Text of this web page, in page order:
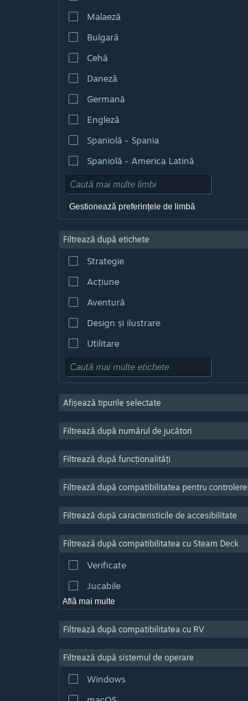
Malaeză
Bulgară
Cehă
Daneză
Germană
Engleză
Spaniolă - Spania
Spaniolă - America Latină
Gestionează preferințele de limbă
Filtrează după etichete
Strategie
Acțiune
Aventură
Design și ilustrare
Utilitare
Gratuit
Număr masiv de jucători
Indie
Casual
Simulare
Producție video
Editare de fotografii
Afișează tipurile selectate
Filtrează după numărul de jucători
Filtrează după funcționalități
Filtrează după compatibilitatea pentru controlere
Filtrează după caracteristicile de accesibilitate
Filtrează după compatibilitatea cu Steam Deck
Verificate
Jucabile
Află mai multe
Filtrează după compatibilitatea cu RV
Filtrează după sistemul de operare
Windows